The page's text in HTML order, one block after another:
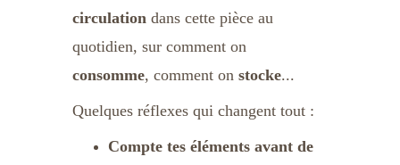
circulation dans cette pièce au
quotidien, sur comment on
consomme, comment on stocke...
Quelques réflexes qui changent tout :
Compte tes éléments avant de